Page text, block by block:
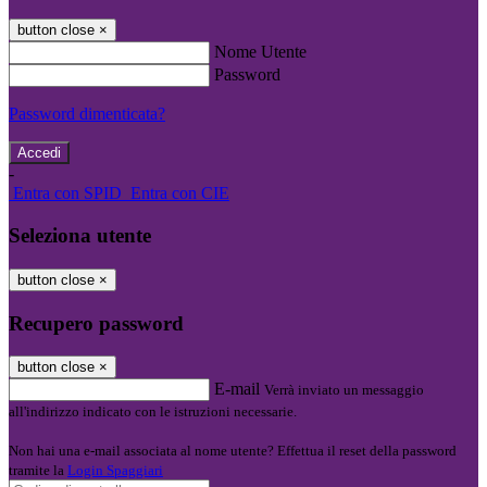
button close ×
Nome Utente
Password
Password dimenticata?
-
Entra con SPID Entra con CIE
Seleziona utente
button close ×
Recupero password
button close ×
E-mail Verrà inviato un messaggio
all'indirizzo indicato con le istruzioni necessarie.
Non hai una e-mail associata al nome utente? Effettua il reset della password
tramite la Login Spaggiari